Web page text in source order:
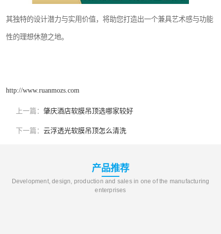
其独特的设计潜力与实用价值，将助您打造出一个兼具艺术感与功能
性的理想休憩之地。
http://www.ruanmozs.com
上一篇： 肇庆酒店软膜吊顶选哪家较好
下一篇： 云浮透光软膜吊顶怎么清洗
产品推荐
Development, design, production and sales in one of the manufacturing
enterprises